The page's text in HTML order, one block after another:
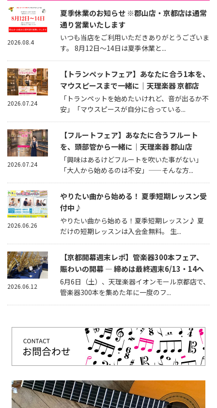
夏季休業のお知らせ ※郡山店・京都店は通常
通り営業いたします
いつも当店をご利用いただきありがとうございま
す。 8月12日～14日は夏季休業と...
2026.08.4
【トランペットフェア】あなたに合う1本を、
マウスピースまで一緒に｜天理楽器 京都店
「トランペットを始めたいけれど、音が出るか不
安」「マウスピースが自分に合っている...
2026.07.24
【フルートフェア】あなたに合うフルート
を、頭部管から一緒に｜天理楽器 郡山店
「興味はあるけどフルートを吹いた事がない」
「大人から始めるのは不安」——そんな方...
2026.07.24
やりたい曲から始める！ 夏季短期レッスン受
付中♪
やりたい曲から始める！夏季短期レッスン♪ 夏
だけの短期レッスンは入会金無料。 生...
2026.06.26
【京都開幕週末レポ】管楽器300本フェア、
賑わいの開幕 — 締めは最終週末6/13・14へ
6月6日（土）、天理楽器イオンモール京都店で、
管楽器300本を集めた年に一度のフ...
2026.06.12